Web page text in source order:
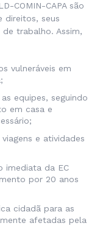
COMIN-CAPA são
direitos, seus
trabalho. Assim,
vulneráveis em
equipes, seguindo
em casa e
e atividades
imediata da EC
por 20 anos
cidadã para as
afetadas pela